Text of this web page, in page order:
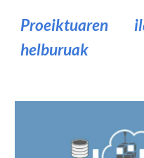
Proeiktuaren
helburuak